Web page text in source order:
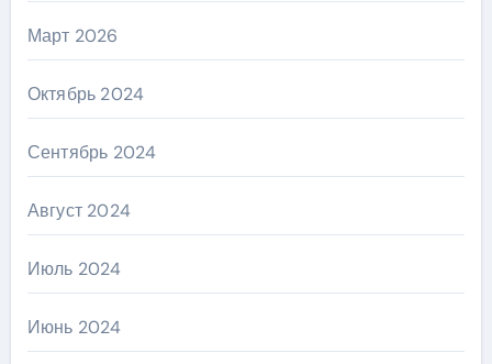
Март 2026
Октябрь 2024
Сентябрь 2024
Август 2024
Июль 2024
Июнь 2024